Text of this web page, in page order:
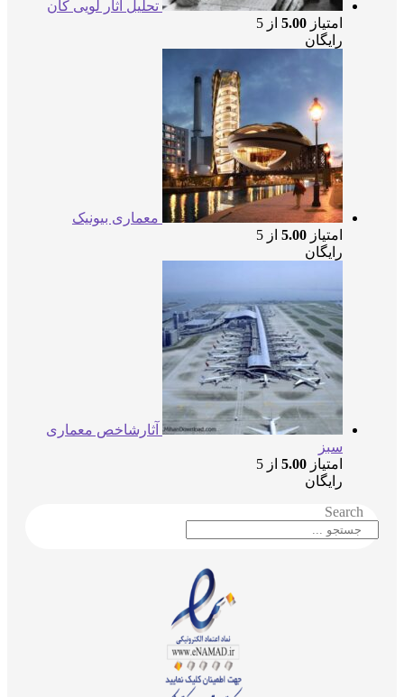
تحلیل آثار لویی کان
5.00از 5
معماری بیونیک
5.00از 5
آثارشاخص معماری
5.00از 5